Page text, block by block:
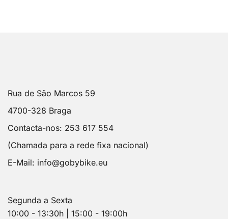
Rua de São Marcos 59
4700-328 Braga
Contacta-nos: 253 617 554
(Chamada para a rede fixa nacional)
E-Mail: info@gobybike.eu
Segunda a Sexta
10:00 - 13:30h | 15:00 - 19:00h